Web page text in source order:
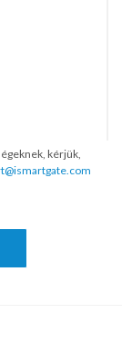
kérjük,